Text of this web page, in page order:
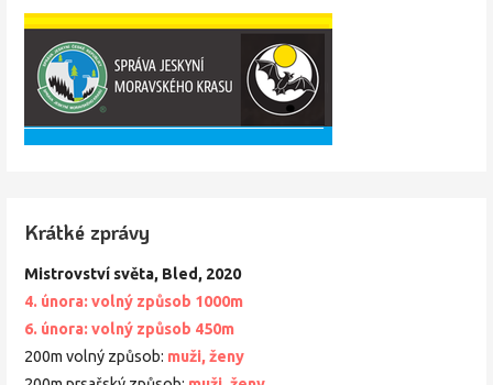
Krátké zprávy
Mistrovství světa, Bled, 2020
4. února: volný způsob 1000m
6. února: volný způsob 450m
200m volný způsob: muži, ženy